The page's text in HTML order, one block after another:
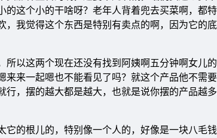
这个小的干啥呀？老年人背着兜去买菜啊，都
我觉得这个东西是特别有卖点的啊，因为它的底
以这两个现在还没有找到阿姨啊五分钟啊女儿
来一起嗯也不能看见了吗？就这个产品他不需要
，摆的越大都是越大，也就是说你摆的产品越
的根儿的，特别像一个人的，好像是一块八毛